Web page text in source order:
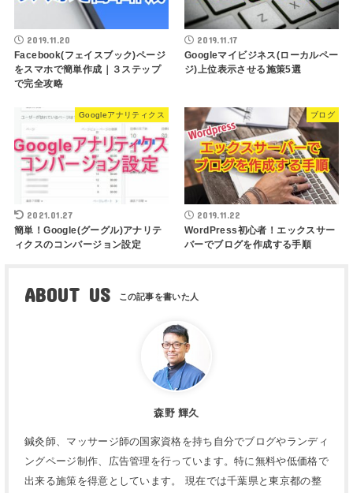
2019.11.20
Facebook(フェイスブック)ページ
をスマホで簡単作成｜３ステップ
で完全攻略
2019.11.17
Googleマイビジネス(ローカルペー
ジ)上位表示させる施策5選
Googleアナリティクス
2021.01.27
簡単！Google(グーグル)アナリテ
ィクスのコンバージョン設定
ブログ
2019.11.22
WordPress初心者！エックスサー
バーでブログを作成する手順
ABOUT US
森野 輝久
鍼灸師、マッサージ師の国家資格を持ち自分でブログやランディ
ングページ制作、広告管理を行っています。特に無料や低価格で
出来る施策を得意としています。 現在では千葉県と東京都の整